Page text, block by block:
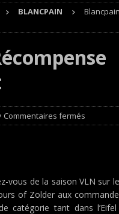
un week-end d’exception !
podium dans la Nièvre !
Automotive
BLANCPAIN
Commentaires fermés
de la saison VLN sur le
of Zolder aux
catégorie tant dans